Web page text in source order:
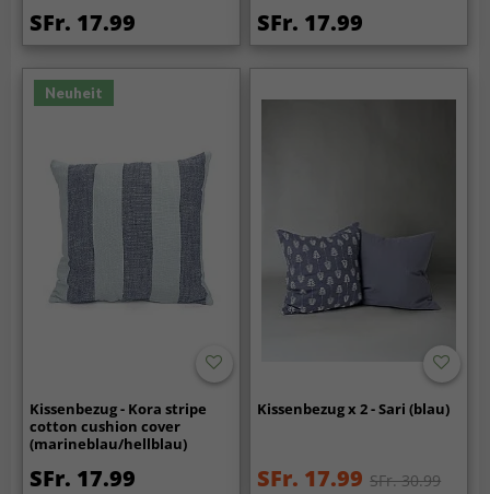
SFr. 17.99 SFr. 17.99
Neuheit
Kissenbezug - Kora stripe
cotton cushion cover
(marineblau/hellblau)
SFr. 17.99
Kissenbezug x 2 - Sari (blau)
SFr. 17.99 SFr. 30.99